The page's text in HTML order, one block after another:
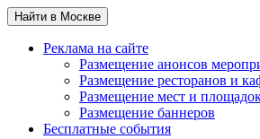
Найти в Москве
Реклама на сайте
Размещение анонсов
Размещение ресторанов и
Размещение мест и
Размещение баннеров
Бесплатные события